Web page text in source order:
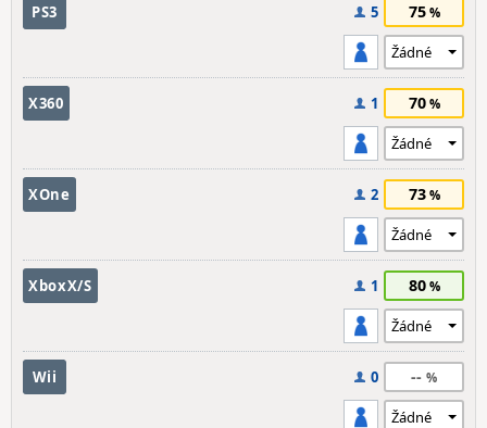
PS3 5 75
X360 1 70
XOne 2 73
XboxX/S 1 80
Wii 0 --